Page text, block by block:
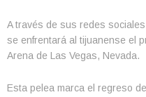
A través de sus redes
se enfrentará al tijuanense el
Arena de Las Vegas, Nevada.
Esta pelea marca el regreso